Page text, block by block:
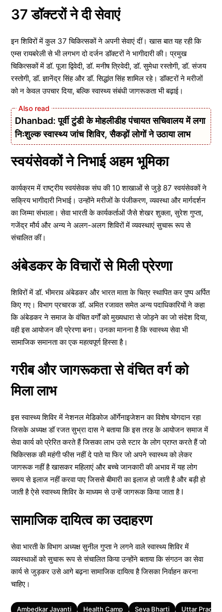
37 डॉक्टरों ने दी सेवाएं
इन शिविरों में कुल 37 चिकित्सकों ने अपनी सेवाएं दीं। खास बात यह रही कि
एम्स रायबरेली से भी लगभग दो दर्जन डॉक्टरों ने भागीदारी की। प्रमुख
चिकित्सकों में डॉ. पूजा द्विवेदी, डॉ. मनीष त्रिवेदी, डॉ. सुमेधा रस्तोगी, डॉ. संजय
रस्तोगी, डॉ. ज्ञानेंद्र सिंह और डॉ. सिद्धांत सिंह शामिल रहे। डॉक्टरों ने मरीजों
को न केवल उपचार दिया, बल्कि स्वास्थ्य संबंधी जागरूकता भी बढ़ाई।
Dhanbad: पूर्वी टुंडी के मोहलीडीह पंचायत सचिवालय में लगा
निःशुल्क स्वास्थ्य जांच शिविर, सैकड़ों लोगों ने उठाया लाभ
स्वयंसेवकों ने निभाई अहम भूमिका
कार्यक्रम में राष्ट्रीय स्वयंसेवक संघ की 10 शाखाओं से जुड़े 87 स्वयंसेवकों ने
सक्रिय भागीदारी निभाई। उन्होंने मरीजों के पंजीकरण, व्यवस्था और मार्गदर्शन
का जिम्मा संभाला। सेवा भारती के कार्यकर्ताओं जैसे शेखर शुक्ला, सुरेश गुप्ता,
गजेंद्र मौर्य और अन्य ने अलग-अलग शिविरों में व्यवस्थाएं सुचारू रूप से
संचालित कीं।
अंबेडकर के विचारों से मिली प्रेरणा
शिविरों में डॉ. भीमराव अंबेडकर और भारत माता के चित्र स्थापित कर पुष्प अर्पित
किए गए। विभाग प्रचारक डॉ. अमित रजावत समेत अन्य पदाधिकारियों ने कहा
कि अंबेडकर ने समाज के वंचित वर्गों को मुख्यधारा से जोड़ने का जो संदेश दिया,
वही इस आयोजन की प्रेरणा बना। उनका मानना है कि स्वास्थ्य सेवा भी
सामाजिक समानता का एक महत्वपूर्ण हिस्सा है।
गरीब और जागरूकता से वंचित वर्ग को
मिला लाभ
इस स्वास्थ्य शिविर में नेशनल मेडिकोज ऑर्गेनाइजेशन का विशेष योगदान रहा
जिसके अध्यक्ष डॉ रजत सुभ्रा दास ने बताया कि इस तरह के आयोजन समाज में
सेवा कार्य को प्रेरित करते हैं जिसका लाभ उसे स्टार के लोग प्राप्त करते हैं जो
चिकित्सक की महंगी फीस नहीं दे पाते या फिर जो अपने स्वास्थ्य को लेकर
जागरूक नहीं है खासकर महिलाएं और बच्चे जानकारी की अभाव में यह लोग
समय से इलाज नहीं करवा पाए जिससे बीमारी का इलाज हो जाती है और बड़ी हो
जाती है ऐसे स्वास्थ्य शिविर के माध्यम से उन्हें जागरूक किया जाता है l
सामाजिक दायित्व का उदाहरण
सेवा भारती के विभाग अध्यक्ष सुनील गुप्ता ने लगने वाले स्वास्थ्य शिविर में
व्यवस्थाओं को सुचारू रूप से संचालित किया उन्होंने बताया कि संगठन का सेवा
कार्य से जुड़कर उसे आगे बढ़ना सामाजिक दायित्व है जिसका निर्वाहन करना
चाहिए।
Tags
Ambedkar Jayanti Health Camp Seva Bharti Uttar